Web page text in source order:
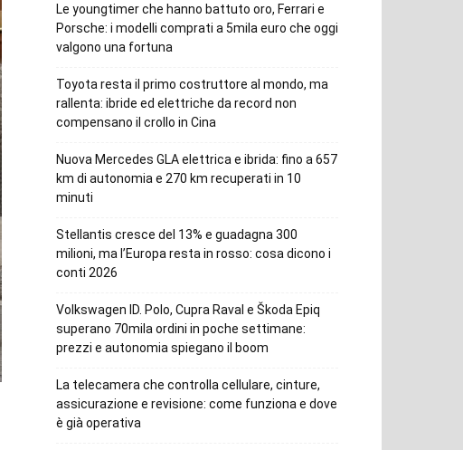
Le youngtimer che hanno battuto oro, Ferrari e
Porsche: i modelli comprati a 5mila euro che oggi
valgono una fortuna
Toyota resta il primo costruttore al mondo, ma
rallenta: ibride ed elettriche da record non
compensano il crollo in Cina
Nuova Mercedes GLA elettrica e ibrida: fino a 657
km di autonomia e 270 km recuperati in 10
minuti
Stellantis cresce del 13% e guadagna 300
milioni, ma l’Europa resta in rosso: cosa dicono i
conti 2026
Volkswagen ID. Polo, Cupra Raval e Škoda Epiq
superano 70mila ordini in poche settimane:
prezzi e autonomia spiegano il boom
La telecamera che controlla cellulare, cinture,
assicurazione e revisione: come funziona e dove
è già operativa